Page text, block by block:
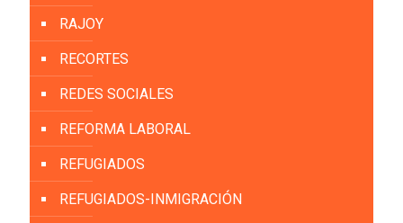
RAJOY
RECORTES
REDES SOCIALES
REFORMA LABORAL
REFUGIADOS
REFUGIADOS-INMIGRACIÓN